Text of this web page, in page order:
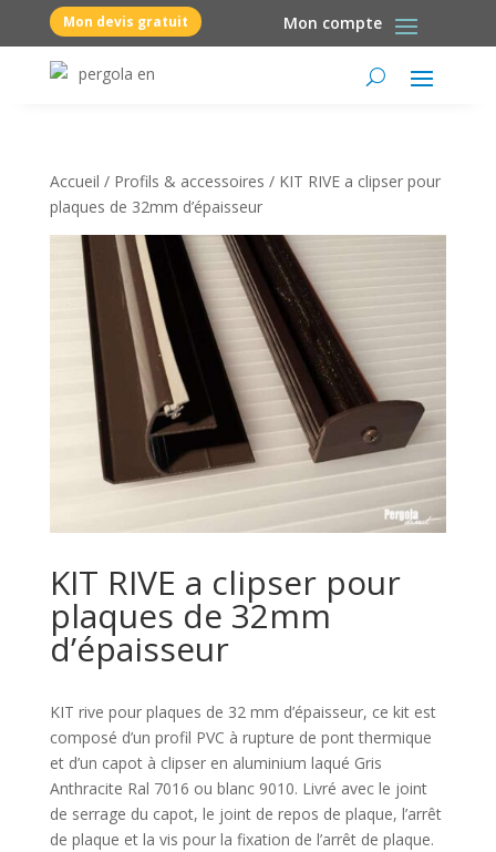
Mon devis gratuit Mon compte
Accueil / Profils & accessoires / KIT RIVE a clipser pour
plaques de 32mm d’épaisseur
KIT RIVE a clipser pour
plaques de 32mm
d’épaisseur
KIT rive pour plaques de 32 mm d’épaisseur, ce kit est
composé d’un profil PVC à rupture de pont thermique
et d’un capot à clipser en aluminium laqué Gris
Anthracite Ral 7016 ou blanc 9010. Livré avec le joint
de serrage du capot, le joint de repos de plaque, l’arrêt
de plaque et la vis pour la fixation de l’arrêt de plaque.